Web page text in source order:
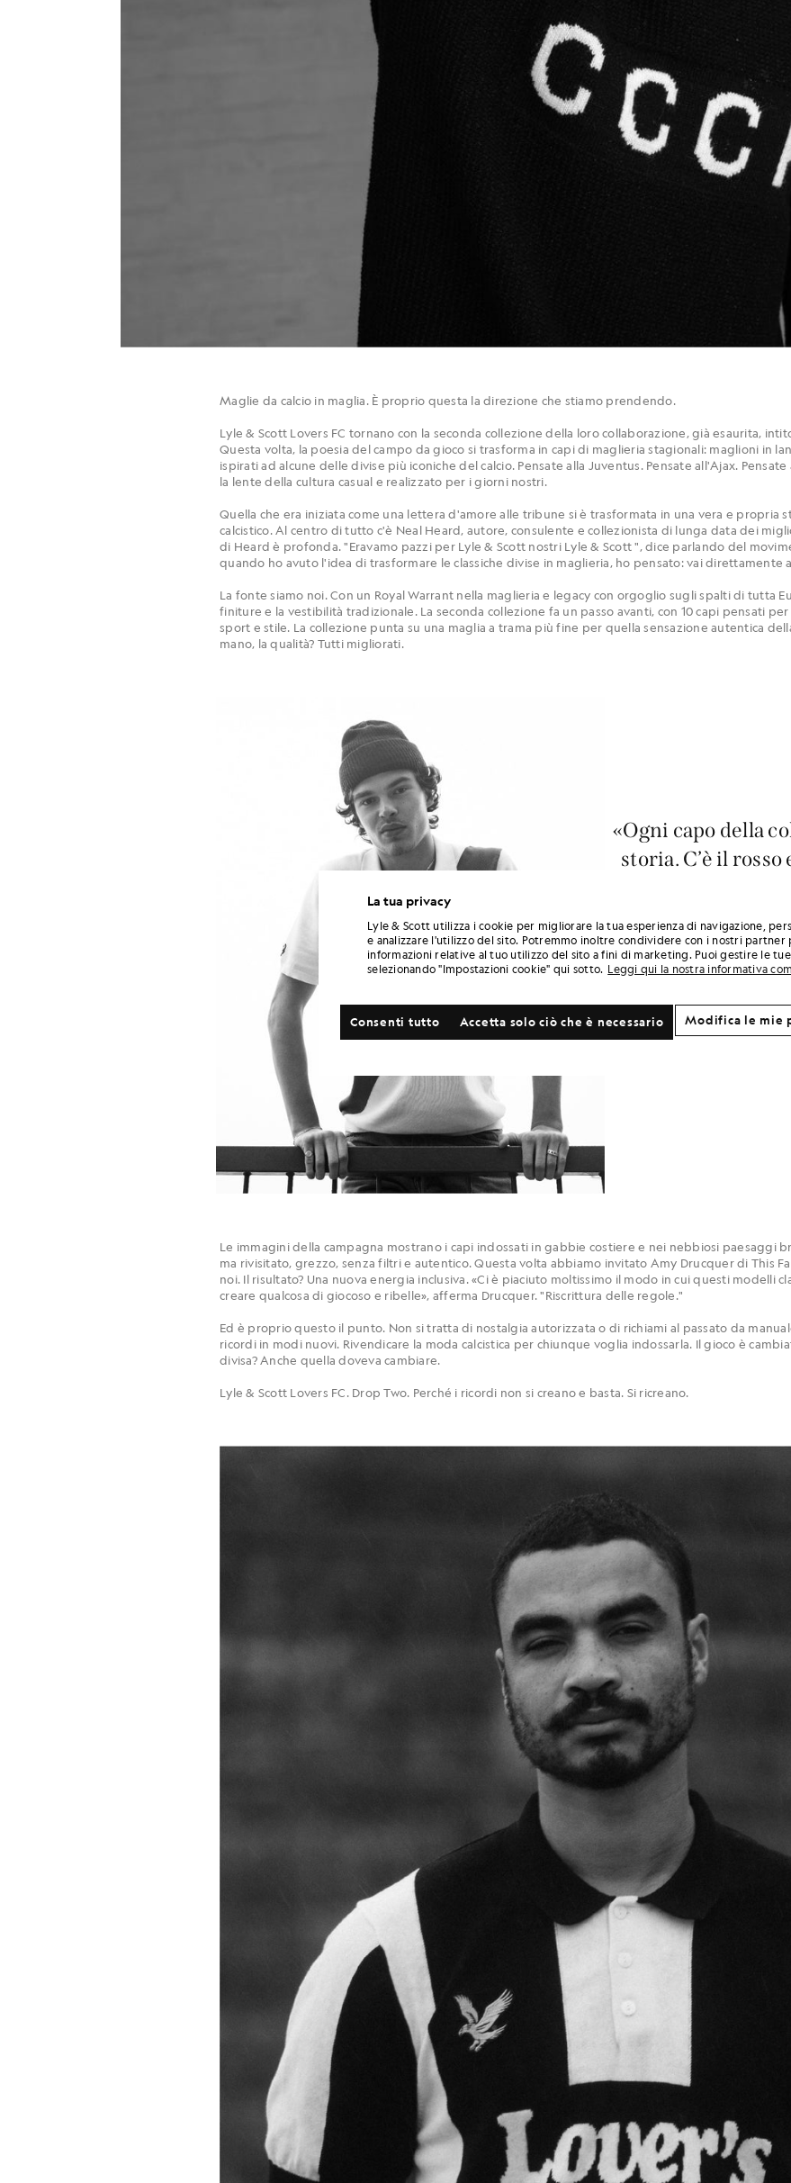
Maglie da calcio in maglia. È proprio questa la direzione che stiamo prendendo.
Lyle & Scott Lovers FC tornano con la seconda collezione della loro collaborazione, già esaurita,
Questa volta, la poesia del campo da gioco si trasforma in capi di maglieria stagionali: maglioni in
ispirati ad alcune delle divise più iconiche del calcio. Pensate alla Juventus. Pensate all'Ajax.
la lente della cultura casual e realizzato per i giorni nostri.
Quella che era iniziata come una lettera d'amore alle tribune si è trasformata in una vera e propria
calcistico. Al centro di tutto c'è Neal Heard, autore, consulente e collezionista di lunga data dei
di Heard è profonda. "Eravamo pazzi per Lyle & Scott nostri Lyle & Scott ", dice parlando del
quando ho avuto l'idea di trasformare le classiche divise in maglieria, ho pensato: vai direttamente
La fonte siamo noi. Con un Royal Warrant nella maglieria e legacy con orgoglio sugli spalti di tutta
finiture e la vestibilità tradizionale. La seconda collezione fa un passo avanti, con 10 capi pensati
sport e stile. La collezione punta su una maglia a trama più fine per quella sensazione autentica
mano, la qualità? Tutti migliorati.
«Ogni capo della
storia. C’è il rosso
strisce bianche e
zag geometrici
Belgio. Sono
repliche.
Un’espressione
remix in maglia di
oggi ti fanno
Le immagini della campagna mostrano i capi indossati in gabbie costiere e nei nebbiosi paesaggi
ma rivisitato, grezzo, senza filtri e autentico. Questa volta abbiamo invitato Amy Drucquer di This
noi. Il risultato? Una nuova energia inclusiva. «Ci è piaciuto moltissimo il modo in cui questi modelli
creare qualcosa di giocoso e ribelle», afferma Drucquer. "Riscrittura delle regole."
Ed è proprio questo il punto. Non si tratta di nostalgia autorizzata o di richiami al passato da
ricordi in modi nuovi. Rivendicare la moda calcistica per chiunque voglia indossarla. Il gioco è
divisa? Anche quella doveva cambiare.
Lyle & Scott Lovers FC. Drop Two. Perché i ricordi non si creano e basta. Si ricreano.
La tua privacy
Lyle & Scott utilizza i cookie per migliorare la tua esperienza di navigazione,
e analizzare l'utilizzo del sito. Potremmo inoltre condividere con i nostri
informazioni relative al tuo utilizzo del sito a fini di marketing. Puoi gestire le
selezionando "Impostazioni cookie" qui sotto. Leggi qui la nostra informativa
Accetta solo ciò che è necessario
Consenti tutto Modifica le mie